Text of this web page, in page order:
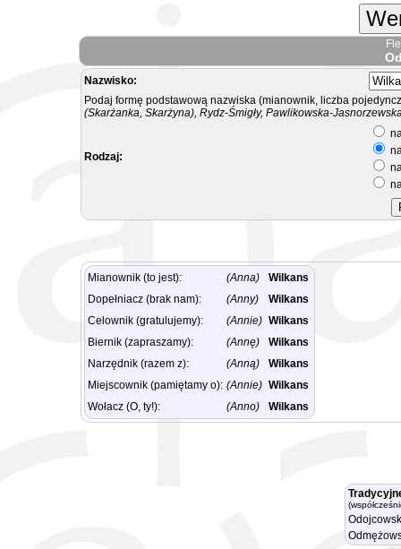
Nazwisko:
Podaj formę podstawową nazwiska (mianownik, liczba
(Skarżanka, Skarżyna), Rydz-Śmigły, Pawlikowska-
Rodzaj:
Mianownik (to jest): (Anna)
Wilkans
Dopełniacz (brak nam):
(Anny)
Wilkans
Celownik (gratulujemy):
(Annie) Wilkans
Biernik (zapraszamy):
(Annę)
Wilkans
Narzędnik (razem z):
(Anną)
Wilkans
Miejscownik (pamiętamy o): (Annie) Wilkans
Wołacz (O, ty!):
(Anno) Wilkans